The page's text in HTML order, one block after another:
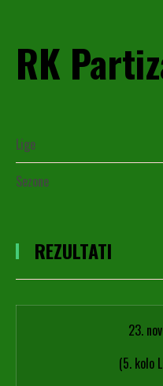
RK
Lige
Sezone
REZULTATI
23.
(5. kolo